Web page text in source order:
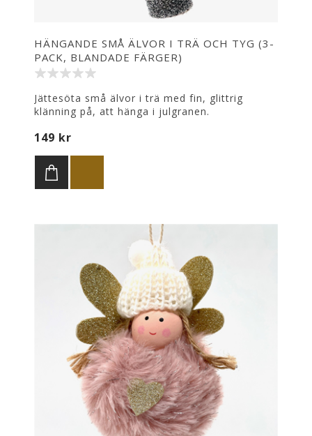
HÄNGANDE SMÅ ÄLVOR I TRÄ OCH TYG (3-
PACK, BLANDADE FÄRGER)
Jättesöta små älvor i trä med fin, glittrig
klänning på, att hänga i julgranen.
pack med en ängel i varje färg. Större storlek
(11 cm) finns att köpa enskilt.
149 kr